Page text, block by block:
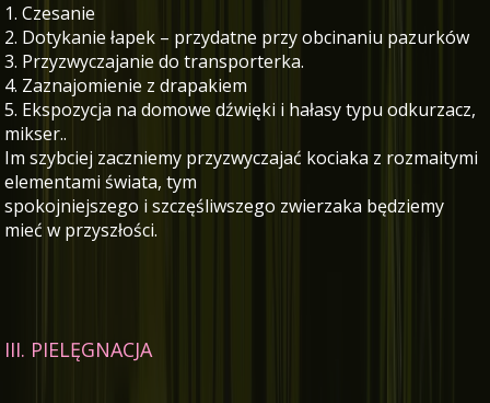
1. Czesanie
2. Dotykanie łapek – przydatne przy obcinaniu pazurków
3. Przyzwyczajanie do transporterka.
4. Zaznajomienie z drapakiem
5. Ekspozycja na domowe dźwięki i hałasy typu odkurzacz,
mikser..
Im szybciej zaczniemy przyzwyczajać kociaka z rozmaitymi
elementami świata, tym
spokojniejszego i szczęśliwszego zwierzaka będziemy
mieć w przyszłości.
III. PIELĘGNACJA